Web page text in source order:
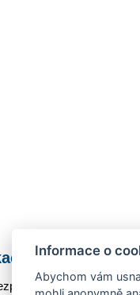
Mobilní
odstávky,
Informace o
Abychom vám